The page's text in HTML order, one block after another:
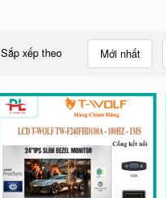
Sắp xếp theo Mới nhất